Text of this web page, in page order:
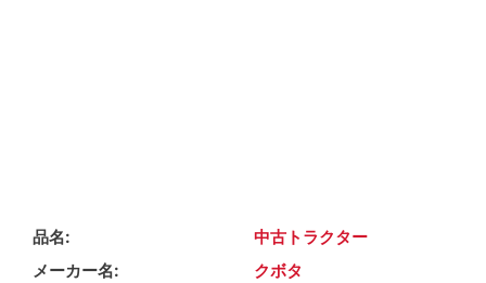
品名
中古トラクター
メーカー名
クボタ